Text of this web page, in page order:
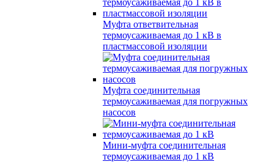
Муфта ответвительная
термоусаживаемая до 1 кВ в
пластмассовой изоляции
Муфта соединительная
термоусаживаемая для погружных
насосов
Мини-муфта соединительная
термоусаживаемая до 1 кВ